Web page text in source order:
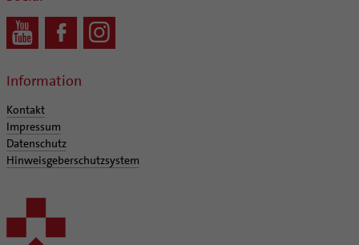
Information
Kontakt
Impressum
Datenschutz
Hinweisgeberschutzsystem